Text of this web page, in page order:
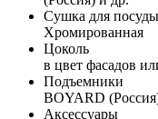
Сушка для посуды
Хромированная
Цоколь
в цвет фасадов
Подъемники
BOYARD
Аксессуары